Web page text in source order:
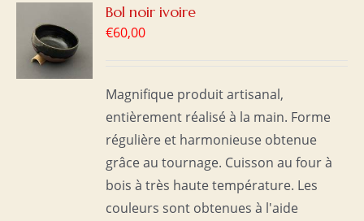
Bol noir ivoire
€60,00
Magnifique produit artisanal,
entièrement réalisé à la main. Forme
régulière et harmonieuse obtenue
grâce au tournage. Cuisson au four à
bois à très haute température. Les
couleurs sont obtenues à l'aide